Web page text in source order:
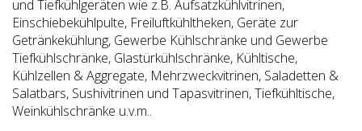
und Tiefkühlgeräten wie z.B. Aufsatzkühlvitrinen,
Einschiebekühlpulte, Freiluftkühltheken, Geräte zur
Getränkekühlung, Gewerbe Kühlschränke und Gewerbe
Tiefkühlschränke, Glastürkühlschränke, Kühltische,
Kühlzellen & Aggregate, Mehrzweckvitrinen, Saladetten &
Salatbars, Sushivitrinen und Tapasvitrinen, Tiefkühltische,
Weinkühlschränke u.v.m..